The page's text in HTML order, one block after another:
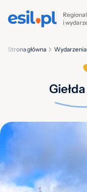
i
Wydarzenia
Strona główna